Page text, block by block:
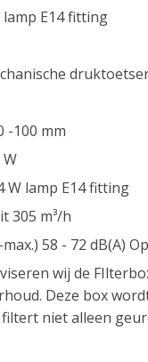
E14 fitting
-100 mm
W lamp E14 fitting
305 m³/h
58 - 72 dB(A)
wij de
Deze box
niet alleen